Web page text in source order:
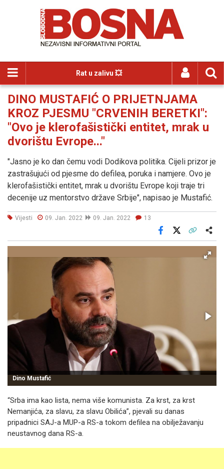
Rat u zalivu 💥
DINO MUSTAFIĆ O PRIJETNJAMA
KROZ PJESMU "CRVENIH BERETKI":
"Ovo je klerofašistički entitet, mrak u
dvorištu Evrope..."
"Jasno je ko dan čemu vodi Dodikova politika. Cijeli prizor je
zastrašujući od pjesme do defilea, poruka i namjere. Ovo je
klerofašistički entitet, mrak u dvorištu Evrope koji traje tri
decenije uz mentorstvo države Srbije", napisao je Mustafić.
Vijesti 09. Jan. 2022 09. Jan. 2022 13
Facebook
Dino Mustafić
“Srba ima kao lista, nema više komunista. Za krst, za krst
Nemanjića, za slavu, za slavu Obilića”, pjevali su danas
pripadnici SAJ-a MUP-a RS-a tokom defilea na obilježavanju
neustavnog dana RS-a.